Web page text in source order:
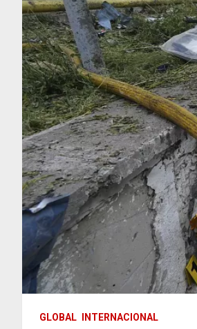
GLOBAL INTERNACIONAL